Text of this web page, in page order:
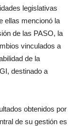
legislativas
ellas mencionó la
de las PASO, la
vinculados a
de la
destinado a
obtenidos por
de su gestión es